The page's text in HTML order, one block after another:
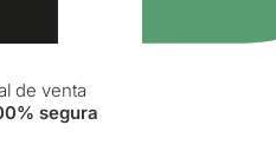
de venta
segura